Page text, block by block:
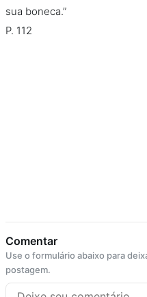
sua boneca.”
P. 112
Comentar
Use o formulário abaixo para
postagem.